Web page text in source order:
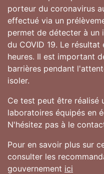
porteur du coronavirus
effectué via un
permet de détecter à un
du COVID 19. Le
heures. Il est important
barrières pendant
isoler.
Ce test peut être réalisé
laboratoires équipés en
N'hésitez pas à le
Pour en savoir plus sur
consulter les
gouvernement ici